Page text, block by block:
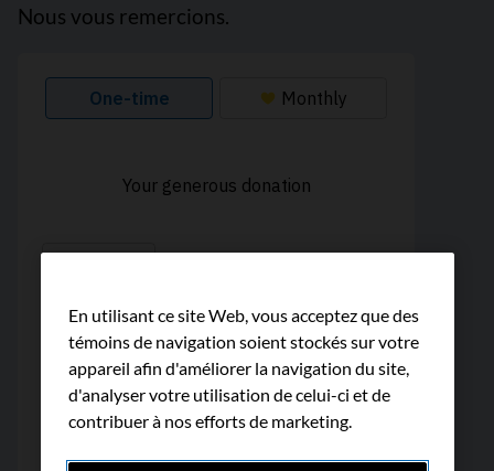
Nous vous remercions.
En utilisant ce site Web, vous acceptez que des
témoins de navigation soient stockés sur votre
appareil afin d'améliorer la navigation du site,
d'analyser votre utilisation de celui-ci et de
contribuer à nos efforts de marketing.